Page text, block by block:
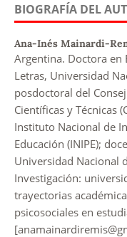
BIOGRAFÍA DEL
Ana-Inés Mainardi-
Argentina. Doctora en
Letras, Universidad
posdoctoral del
Científicas y Técnicas
Instituto Nacional de
Educación (INIPE);
Universidad Nacional
Investigación:
trayectorias
psicosociales en